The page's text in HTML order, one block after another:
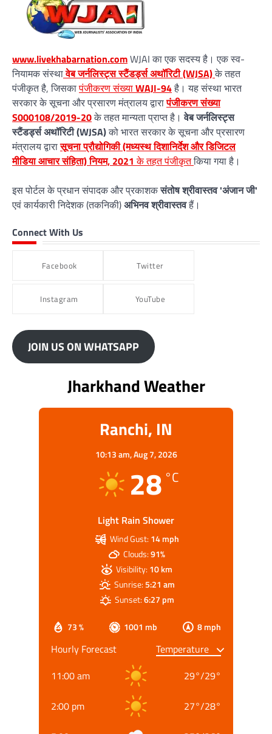
www.livekhabarnation.comWJAI का एक सदस्य है। एक स्व-
नियामक संस्थावेब जर्नलिस्ट्स स्टैंडर्ड्स अथॉरिटी (WJSA)के तहत
पंजीकृत है, जिसकापंजीकरण संख्याWAJI-94है। यह संस्था भारत
सरकार के सूचना और प्रसारण मंत्रालय द्वारापंजीकरण संख्या
S000108/2019-20के तहत मान्यता प्राप्त है।वेब जर्नलिस्ट्स
स्टैंडर्ड्स अथॉरिटी (WJSA)को भारत सरकार के सूचना और प्रसारण
मंत्रालय द्वारासूचना प्रौद्योगिकी (मध्यस्थ दिशानिर्देश और डिजिटल
मीडिया आचार संहिता) नियम, 2021 के तहत पंजीकृतकिया गया है।
इस पोर्टल के प्रधान संपादक और प्रकाशकसंतोष श्रीवास्तव 'अंजान जी'
एवं कार्यकारी निदेशक (तकनिकी)अभिनव श्रीवास्तवहैं।
Connect With Us
Facebook Twitter
Instagram YouTube
JOIN US ON WHATSAPP
Jharkhand Weather
Ranchi, IN
10:13 am,Aug 7, 2026
28 °C
Light Rain Shower
73 % 1001 mb 8 mph
Wind Gust: 14 mph
Clouds:91%
Visibility:10 km
Sunrise:5:21 am
Sunset:6:27 pm
Hourly Forecast
11:00 am
29°/29°
2:00 pm 27°/28°